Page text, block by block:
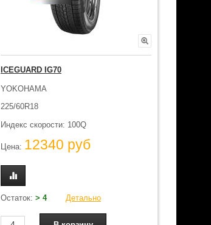
ICEGUARD IG70
YOKOHAMA
225/60R18
Индекс скорости: 100Q
Цена: 12340 руб
Остаток: > 4 Детально